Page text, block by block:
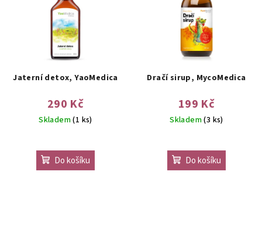
Jaterní detox, YaoMedica
290 Kč
Skladem(1 ks)
Do košíku
Dračí sirup, MycoMedica
199 Kč
Skladem(3 ks)
Do košíku